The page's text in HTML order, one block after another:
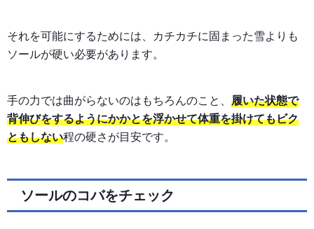
それを可能にするためには、カチカチに固まった雪よりも
ソールが硬い必要があります。
手の力では曲がらないのはもちろんのこと、 履いた状態で
背伸びをするようにかかとを浮かせて体重を掛けてもビク
ともしない程の硬さが目安です。
ソールのコバをチェック